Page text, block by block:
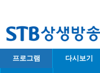
프로그램 다시보기